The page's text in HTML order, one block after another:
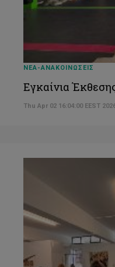
ΝΕΑ-ΑΝΑΚΟΙΝΩΣΕΙΣ
Εγκαίνια
Thu Apr 02 16:04:00 EEST